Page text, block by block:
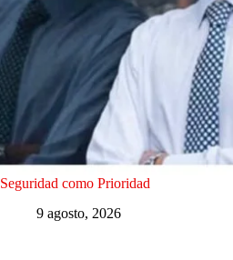
Seguridad como Prioridad
9 agosto, 2026